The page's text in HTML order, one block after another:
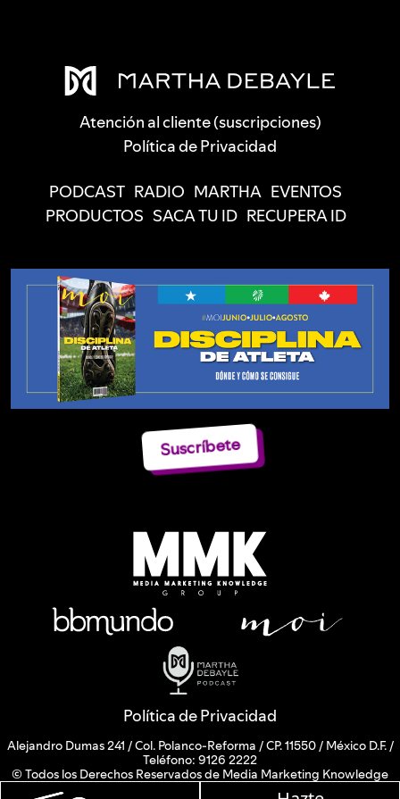
Atención al cliente (suscripciones)
Política de Privacidad
PODCAST RADIO MARTHA EVENTOS
PRODUCTOS SACA TU ID RECUPERA ID
Suscríbete
Política de Privacidad
Alejandro Dumas 241 / Col. Polanco-Reforma / CP. 11550 / México D.F. /
Teléfono: 9126 2222
© Todos los Derechos Reservados de Media Marketing Knowledge
Group www.mmkgroup.com.mx